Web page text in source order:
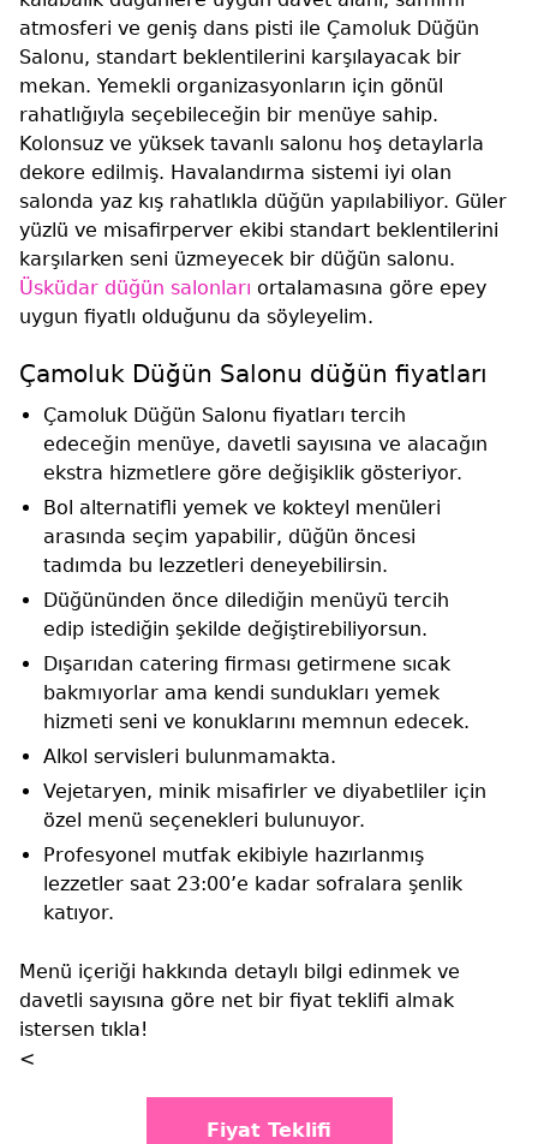
atmosferi ve geniş dans pisti ile Çamoluk Düğün
Salonu, standart beklentilerini karşılayacak bir
mekan. Yemekli organizasyonların için gönül
rahatlığıyla seçebileceğin bir menüye sahip.
Kolonsuz ve yüksek tavanlı salonu hoş detaylarla
dekore edilmiş. Havalandırma sistemi iyi olan
salonda yaz kış rahatlıkla düğün yapılabiliyor. Güler
yüzlü ve misafirperver ekibi standart beklentilerini
karşılarken seni üzmeyecek bir düğün salonu.
Üsküdar düğün salonları ortalamasına göre epey
uygun fiyatlı olduğunu da söyleyelim.
Çamoluk Düğün Salonu düğün fiyatları
Çamoluk Düğün Salonu fiyatları tercih
edeceğin menüye, davetli sayısına ve alacağın
ekstra hizmetlere göre değişiklik gösteriyor.
Bol alternatifli yemek ve kokteyl menüleri
arasında seçim yapabilir, düğün öncesi
tadımda bu lezzetleri deneyebilirsin.
Düğününden önce dilediğin menüyü tercih
edip istediğin şekilde değiştirebiliyorsun.
Dışarıdan catering firması getirmene sıcak
bakmıyorlar ama kendi sundukları yemek
hizmeti seni ve konuklarını memnun edecek.
Alkol servisleri bulunmamakta.
Vejetaryen, minik misafirler ve diyabetliler için
özel menü seçenekleri bulunuyor.
Profesyonel mutfak ekibiyle hazırlanmış
lezzetler saat 23:00’e kadar sofralara şenlik
katıyor.
Menü içeriği hakkında detaylı bilgi edinmek ve
davetli sayısına göre net bir fiyat teklifi almak
istersen tıkla!
<
Fiyat Teklifi